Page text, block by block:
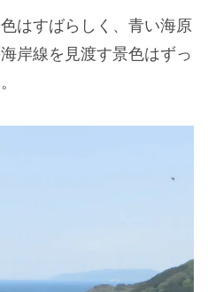
はすばらしく、青い海原
岸線を見渡す景色はずっ